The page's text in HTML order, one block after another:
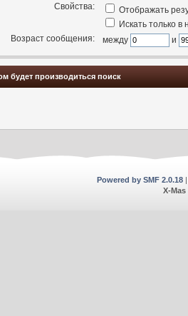
Свойства:
Отображать
Искать только в
Возраст сообщения:
между и
будет производиться поиск
Powered by SMF 2.0.18
X-Mas